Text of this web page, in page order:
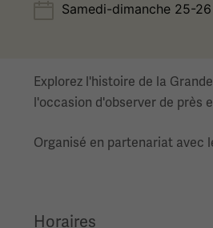
Samedi-dimanche 25-
Explorez l'histoire de la
l'occasion d'observer de près
Organisé en partenariat avec
Horaires